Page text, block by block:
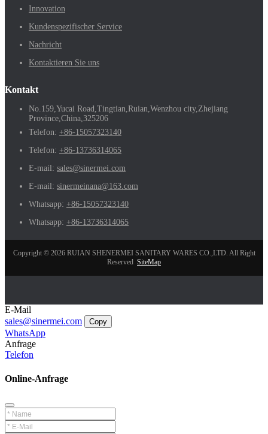
Innovation
Kundenspezifischer Service
Nachricht
Kontaktieren Sie uns
Kontakt
No.159,Yucai Road,Tingtian,Ruian,Wenzhou city,Zhejiang
Province,China,325206
Telefon: +86-15057323140
Telefon: +86-13736314065
E-mail: sales@sinermei.com
E-mail: sinermeinana@163.com
Whatsapp: +86-15057323140
Whatsapp: +86-13736314065
Copyright © 2026 RUIAN SHENERMEI SANITARY WARES CO.,LTD. All Right
Reserved SiteMap
E-Mail
sales@sinermei.com
Copy
WhatsApp
Anfrage
Telefon
Online-Anfrage